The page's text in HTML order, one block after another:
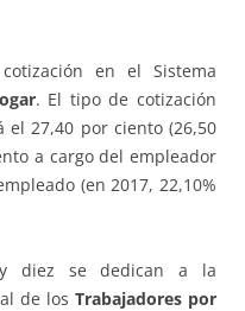
en el Sistema
. El tipo de cotización
el 27,40 por ciento (26,50
a cargo del empleador
(en 2017, 22,10%
y diez se dedican a la
de los Trabajadores por